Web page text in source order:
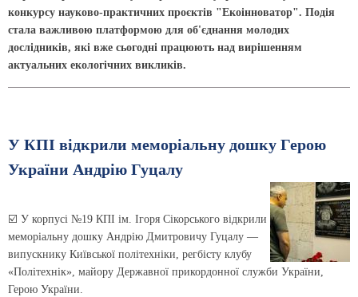
конкурсу науково-практичних проєктів "Екоінноватор". Подія
стала важливою платформою для об'єднання молодих
дослідників, які вже сьогодні працюють над вирішенням
актуальних екологічних викликів.
У КПІ відкрили меморіальну дошку Герою
України Андрію Гуцалу
☑️ У корпусі №19 КПІ ім. Ігоря Сікорського відкрили
меморіальну дошку Андрію Дмитровичу Гуцалу —
випускнику Київської політехніки, регбісту клубу
«Політехнік», майору Державної прикордонної служби України,
Герою України.